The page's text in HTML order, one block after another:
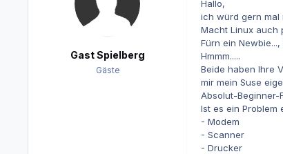
Gast Spielberg
Gäste
Hallo,
ich würd gern mal
Macht Linux auch
Fürn ein
Hmmm.....
Beide haben Ihre
mir mein Suse
Absolut-Beginner-
Ist es ein Problem
- Modem
- Scanner
- Drucker